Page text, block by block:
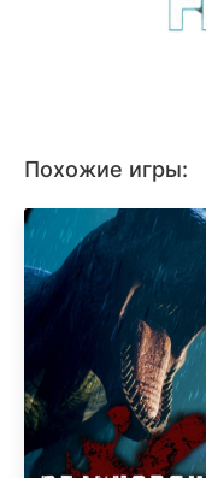
Похожие игры: